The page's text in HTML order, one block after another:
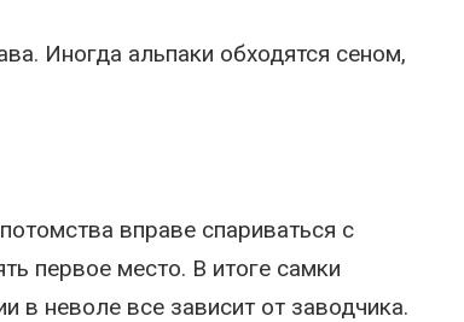
Иногда альпаки обходятся сеном,
вправе спариваться с
первое место. В итоге самки
неволе все зависит от заводчика.